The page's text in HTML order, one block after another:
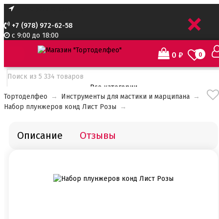
+7 (978) 972-62-58
с 9:00 до 18:00
0
0 ₽
Все категории
Все категории
Ароматизаторы пищевые
Ароматизаторы Criamo 30 мл
Ванильная паста
Тортоделфео → Инструменты для мастики и марципана →
Набор плунжеров конд Лист Розы
→
Описание Отзывы
+